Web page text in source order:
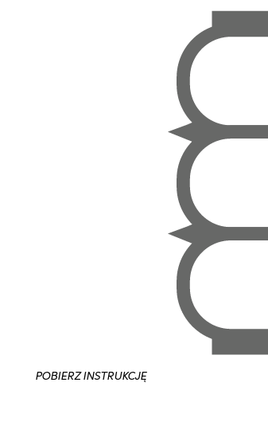
POBIERZ INSTRUKCJĘ